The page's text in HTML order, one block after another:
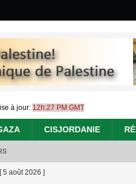
à jour: 12h:27 PM GMT
CISJORDANIE
[ 5 août 2026 ]